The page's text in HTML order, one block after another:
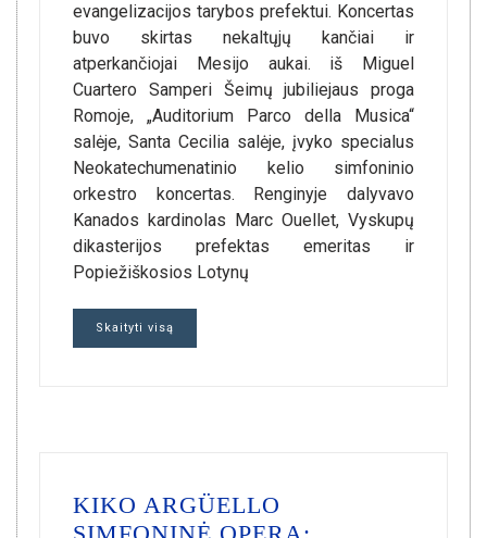
evangelizacijos tarybos prefektui. Koncertas
buvo skirtas nekaltųjų kančiai ir
atperkančiojai Mesijo aukai. iš Miguel
Cuartero Samperi Šeimų jubiliejaus proga
Romoje, „Auditorium Parco della Musica“
salėje, Santa Cecilia salėje, įvyko specialus
Neokatechumenatinio kelio simfoninio
orkestro koncertas. Renginyje dalyvavo
Kanados kardinolas Marc Ouellet, Vyskupų
dikasterijos prefektas emeritas ir
Popiežiškosios Lotynų
Skaityti visą
KIKO ARGÜELLO